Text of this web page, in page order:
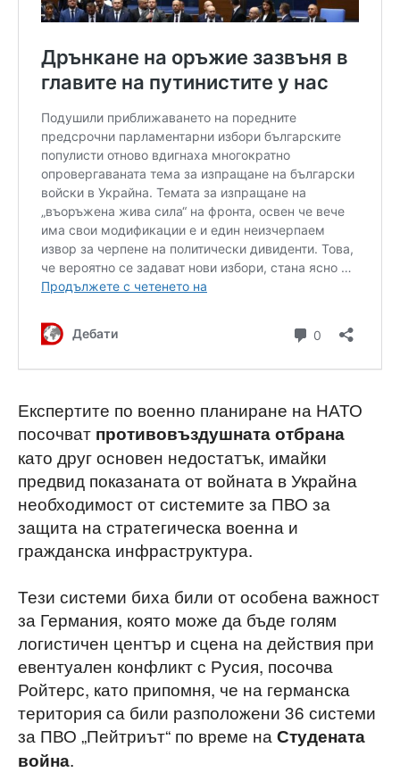
Експертите по военно планиране на НАТО
посочват противовъздушната отбрана
като друг основен недостатък, имайки
предвид показаната от войната в Украйна
необходимост от системите за ПВО за
защита на стратегическа военна и
гражданска инфраструктура.
Тези системи биха били от особена важност
за Германия, която може да бъде голям
логистичен център и сцена на действия при
евентуален конфликт с Русия, посочва
Ройтерс, като припомня, че на германска
територия са били разположени 36 системи
за ПВО „Пейтриът“ по време на Студената
война.